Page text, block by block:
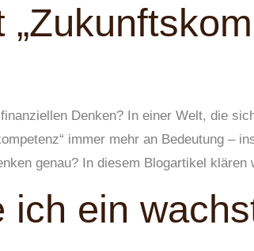
Denken? In einer Welt, die
immer mehr an Bedeutung –
genau? In diesem Blogartikel
ich ein